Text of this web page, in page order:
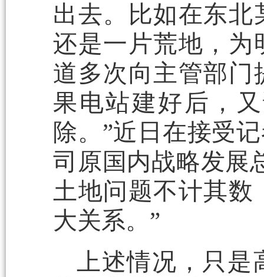
出去。比如在东
还是一片荒地，为
道多次向主管部门
果电站建好后，
除。”近日在接受
司原国内战略发展
土地问题不计其
大关系。”
上述情况，只